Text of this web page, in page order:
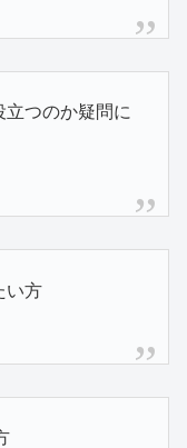
つのか疑問に
い方